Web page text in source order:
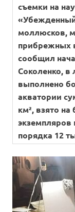
съемки на
моллюсков,
прибрежных
сообщил
Соколенко, в
выполнено
акватории
км², взято
экземпляров
порядка 12